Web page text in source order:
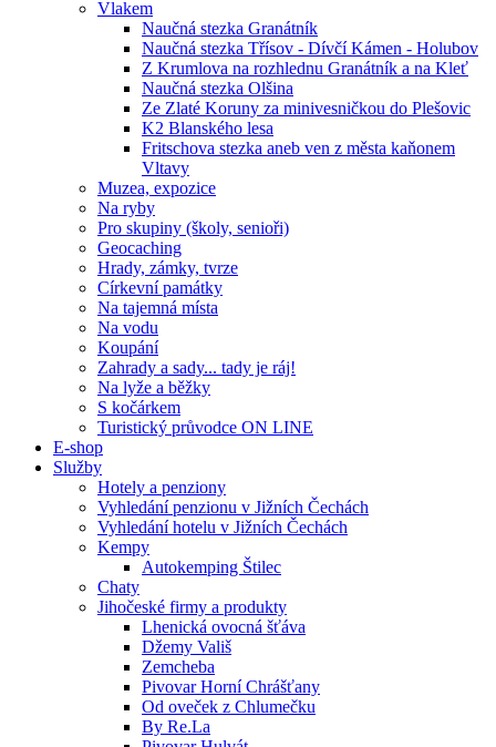
Vlakem
Naučná stezka Granátník
Naučná stezka Třísov - Dívčí Kámen - Holubov
Z Krumlova na rozhlednu Granátník a na Kleť
Naučná stezka Olšina
Ze Zlaté Koruny za minivesničkou do Plešovic
K2 Blanského lesa
Fritschova stezka aneb ven z města kaňonem
Vltavy
Muzea, expozice
Na ryby
Pro skupiny (školy, senioři)
Geocaching
Hrady, zámky, tvrze
Církevní památky
Na tajemná místa
Na vodu
Koupání
Zahrady a sady... tady je ráj!
Na lyže a běžky
S kočárkem
Turistický průvodce ON LINE
E-shop
Služby
Hotely a penziony
Vyhledání penzionu v Jižních Čechách
Vyhledání hotelu v Jižních Čechách
Kempy
Autokemping Štilec
Chaty
Jihočeské firmy a produkty
Lhenická ovocná šťáva
Džemy Vališ
Zemcheba
Pivovar Horní Chrášťany
Od oveček z Chlumečku
By Re.La